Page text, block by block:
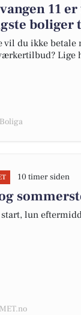
11
boliger
vil du ikke
Lige
10 timer siden
lun